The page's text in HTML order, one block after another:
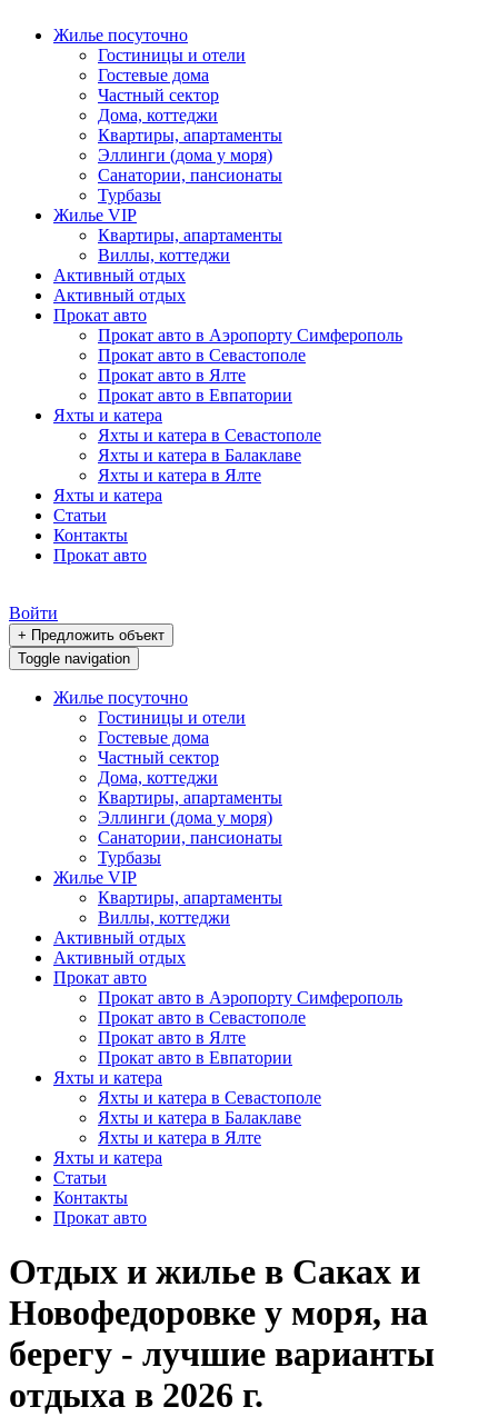
Жилье посуточно
Гостиницы и отели
Гостевые дома
Частный сектор
Дома, коттеджи
Квартиры, апартаменты
Эллинги (дома у моря)
Санатории, пансионаты
Турбазы
Жилье VIP
Квартиры, апартаменты
Виллы, коттеджи
Активный отдых
Активный отдых
Прокат авто
Прокат авто в Аэропорту Симферополь
Прокат авто в Севастополе
Прокат авто в Ялте
Прокат авто в Евпатории
Яхты и катера
Яхты и катера в Севастополе
Яхты и катера в Балаклаве
Яхты и катера в Ялте
Яхты и катера
Статьи
Контакты
Прокат авто
Войти
+ Предложить объект
Toggle navigation
Жилье посуточно
Гостиницы и отели
Гостевые дома
Частный сектор
Дома, коттеджи
Квартиры, апартаменты
Эллинги (дома у моря)
Санатории, пансионаты
Турбазы
Жилье VIP
Квартиры, апартаменты
Виллы, коттеджи
Активный отдых
Активный отдых
Прокат авто
Прокат авто в Аэропорту Симферополь
Прокат авто в Севастополе
Прокат авто в Ялте
Прокат авто в Евпатории
Яхты и катера
Яхты и катера в Севастополе
Яхты и катера в Балаклаве
Яхты и катера в Ялте
Яхты и катера
Статьи
Контакты
Прокат авто
Отдых и жилье в Саках и
Новофедоровке у моря, на
берегу - лучшие варианты
отдыха в 2026 г.